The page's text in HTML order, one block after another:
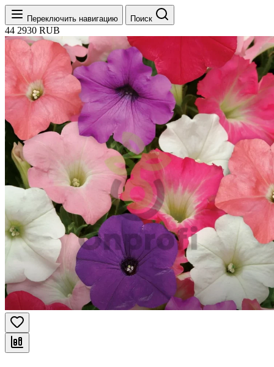
Переключить навигацию Поиск
44 2930 RUB